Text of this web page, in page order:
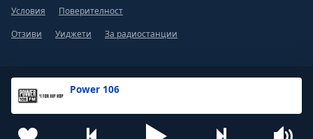
Power 106
Условия
Поверителност
Отзиви
Уиджети За радиостанции